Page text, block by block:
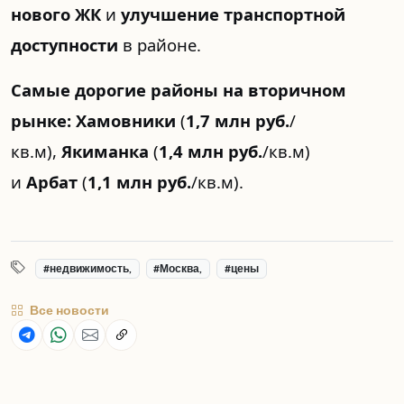
нового ЖК и улучшение транспортной
доступности в районе.
Самые дорогие районы на вторичном
рынке: Хамовники (1,7 млн руб./
кв.м), Якиманка (1,4 млн руб./кв.м)
и Арбат (1,1 млн руб./кв.м).
#недвижимость, #Москва, #цены
Все новости